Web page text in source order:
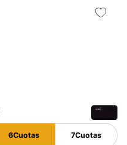
6Cuotas 7Cuotas